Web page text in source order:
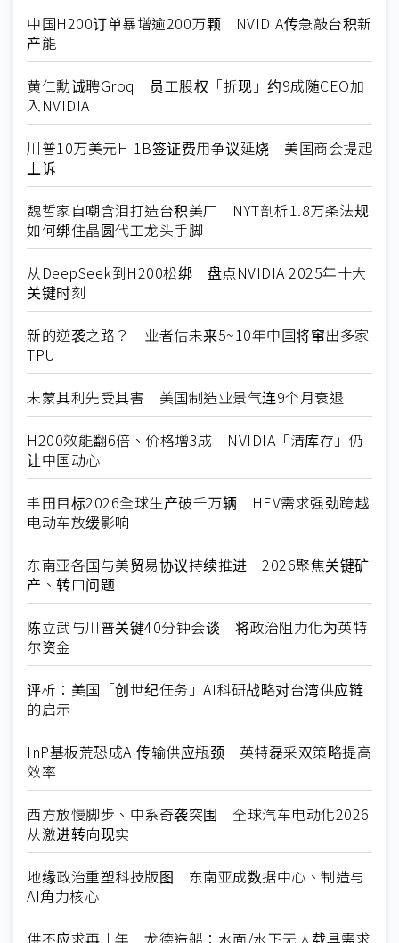
中国H200订单暴增逾200万颗 NVIDIA传急敲台积新
产能
黄仁勳诚聘Groq 员工股权「折现」约9成随CEO加
入NVIDIA
川普10万美元H-1B签证费用争议延烧 美国商会提起
上诉
魏哲家自嘲含泪打造台积美厂 NYT剖析1.8万条法规
如何绑住晶圆代工龙头手脚
从DeepSeek到H200松绑 盘点NVIDIA 2025年十大
关键时刻
新的逆袭之路？ 业者估未来5~10年中国将窜出多家
TPU
未蒙其利先受其害 美国制造业景气连9个月衰退
H200效能翻6倍、价格增3成 NVIDIA「清库存」仍
让中国动心
丰田目标2026全球生产破千万辆 HEV需求强劲跨越
电动车放缓影响
东南亚各国与美贸易协议持续推进 2026聚焦关键矿
产、转口问题
陈立武与川普关键40分钟会谈 将政治阻力化为英特
尔资金
评析：美国「创世纪任务」AI科研战略对台湾供应链
的启示
InP基板荒恐成AI传输供应瓶颈 英特磊采双策略提高
效率
西方放慢脚步、中系奇袭突围 全球汽车电动化2026
从激进转向现实
地缘政治重塑科技版图 东南亚成数据中心、制造与
AI角力核心
供不应求再十年 龙德造船：水面/水下无人载具需求